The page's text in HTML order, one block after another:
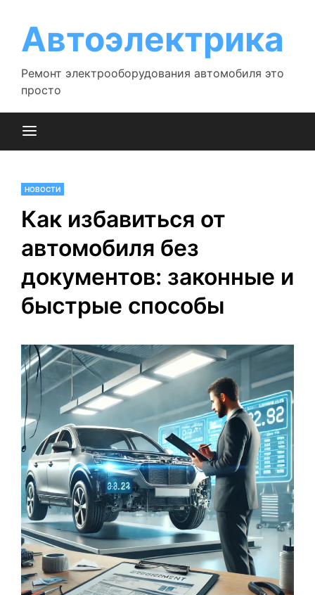
содержимому
Автоэлектрика
Ремонт электрооборудования автомобиля это
просто
НОВОСТИ
Как избавиться от
автомобиля без
документов: законные и
быстрые способы